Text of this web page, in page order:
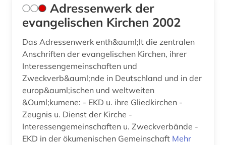
erkenntnistheorie (1)
ernährung (1)
erwachsenenkatechismus (1)
erzdiözese salzburg (1)
erziehungswissenschaft (1)
Adressenwerk der
evangelischen Kirchen 2002
Das Adressenwerk enth&auml;lt die zentralen
Anschriften der evangelischen Kirchen, ihrer
Interessengemeinschaften und
Zweckverb&auml;nde in Deutschland und in der
europ&auml;ischen und weltweiten
&Ouml;kumene: - EKD u. ihre Gliedkirchen -
Zeugnis u. Dienst der Kirche -
Interessengemeinschaften u. Zweckverbände -
EKD in der ökumenischen Gemeinschaft Mehr